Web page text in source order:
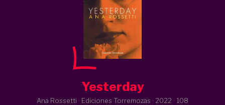
Yesterday
Ana Rossetti · Ediciones Torremozas · 2022 · 108